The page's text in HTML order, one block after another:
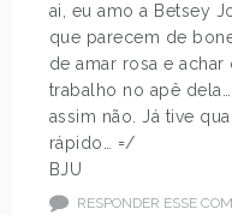
ai, eu amo a Betsey
que parecem de
de amar rosa e
trabalho no apê
assim não. Já tive
rápido… =/
BJU
RESPONDER ESSE